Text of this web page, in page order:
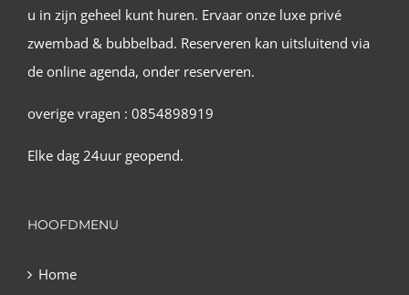
u in zijn geheel kunt huren. Ervaar onze luxe privé
zwembad & bubbelbad. Reserveren kan uitsluitend via
de online agenda, onder reserveren.
overige vragen : 0854898919
Elke dag 24uur geopend.
HOOFDMENU
Home